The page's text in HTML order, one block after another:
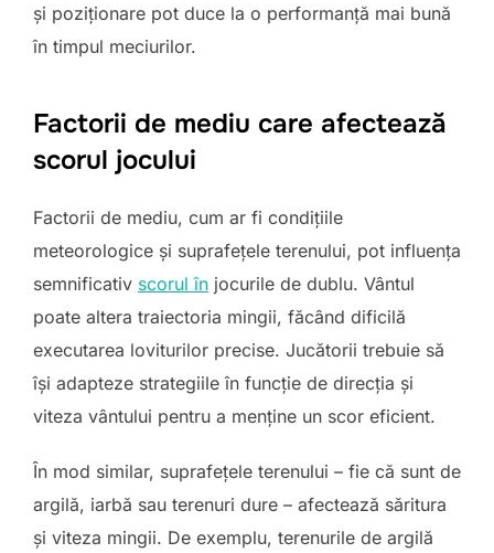
și poziționare pot duce la o performanță mai bună
în timpul meciurilor.
Factorii de mediu care afectează
scorul jocului
Factorii de mediu, cum ar fi condițiile
meteorologice și suprafețele terenului, pot influența
semnificativ scorul în jocurile de dublu. Vântul
poate altera traiectoria mingii, făcând dificilă
executarea loviturilor precise. Jucătorii trebuie să
își adapteze strategiile în funcție de direcția și
viteza vântului pentru a menține un scor eficient.
În mod similar, suprafețele terenului – fie că sunt de
argilă, iarbă sau terenuri dure – afectează săritura
și viteza mingii. De exemplu, terenurile de argilă